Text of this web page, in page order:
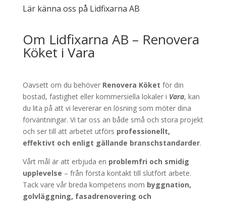
Lär känna oss på Lidfixarna AB
Om Lidfixarna AB – Renovera
Köket i Vara
Oavsett om du behöver Renovera Köket för din
bostad, fastighet eller kommersiella lokaler i Vara, kan
du lita på att vi levererar en lösning som möter dina
förväntningar. Vi tar oss an både små och stora projekt
och ser till att arbetet utförs professionellt,
effektivt och enligt gällande branschstandarder.
Vårt mål är att erbjuda en problemfri och smidig
upplevelse – från första kontakt till slutfört arbete.
Tack vare vår breda kompetens inom byggnation,
golvläggning, fasadrenovering och